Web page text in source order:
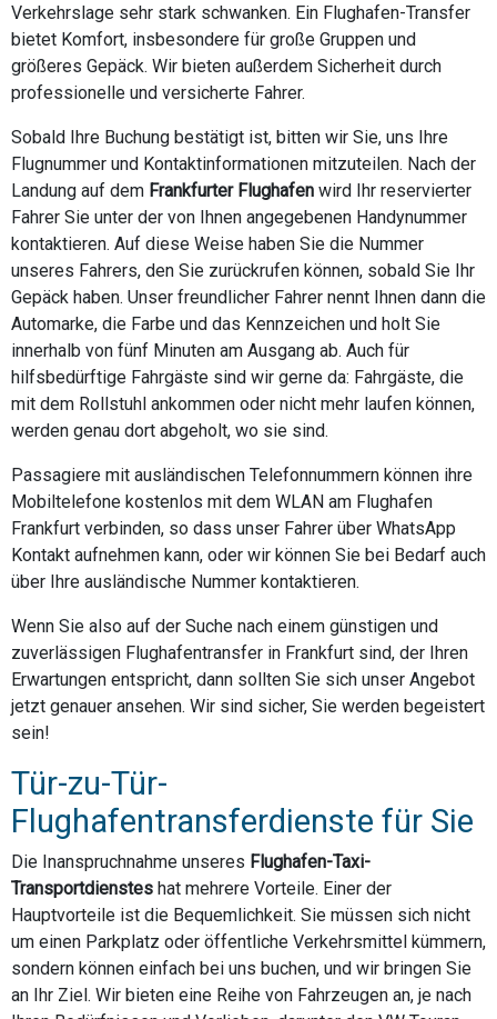
Verkehrslage sehr stark schwanken. Ein Flughafen-Transfer
bietet Komfort, insbesondere für große Gruppen und
größeres Gepäck. Wir bieten außerdem Sicherheit durch
professionelle und versicherte Fahrer.
Sobald Ihre Buchung bestätigt ist, bitten wir Sie, uns Ihre
Flugnummer und Kontaktinformationen mitzuteilen. Nach der
Landung auf dem Frankfurter Flughafen wird Ihr reservierter
Fahrer Sie unter der von Ihnen angegebenen Handynummer
kontaktieren. Auf diese Weise haben Sie die Nummer
unseres Fahrers, den Sie zurückrufen können, sobald Sie Ihr
Gepäck haben. Unser freundlicher Fahrer nennt Ihnen dann die
Automarke, die Farbe und das Kennzeichen und holt Sie
innerhalb von fünf Minuten am Ausgang ab. Auch für
hilfsbedürftige Fahrgäste sind wir gerne da: Fahrgäste, die
mit dem Rollstuhl ankommen oder nicht mehr laufen können,
werden genau dort abgeholt, wo sie sind.
Passagiere mit ausländischen Telefonnummern können ihre
Mobiltelefone kostenlos mit dem WLAN am Flughafen
Frankfurt verbinden, so dass unser Fahrer über WhatsApp
Kontakt aufnehmen kann, oder wir können Sie bei Bedarf auch
über Ihre ausländische Nummer kontaktieren.
Wenn Sie also auf der Suche nach einem günstigen und
zuverlässigen Flughafentransfer in Frankfurt sind, der Ihren
Erwartungen entspricht, dann sollten Sie sich unser Angebot
jetzt genauer ansehen. Wir sind sicher, Sie werden begeistert
sein!
Tür-zu-Tür-
Flughafentransferdienste für Sie
Die Inanspruchnahme unseres Flughafen-Taxi-
Transportdienstes hat mehrere Vorteile. Einer der
Hauptvorteile ist die Bequemlichkeit. Sie müssen sich nicht
um einen Parkplatz oder öffentliche Verkehrsmittel kümmern,
sondern können einfach bei uns buchen, und wir bringen Sie
an Ihr Ziel. Wir bieten eine Reihe von Fahrzeugen an, je nach